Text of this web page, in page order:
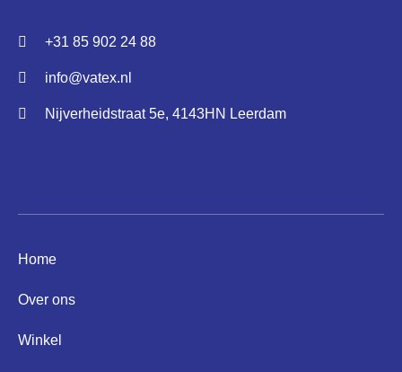
+31 85 902 24 88
info@vatex.nl
Nijverheidstraat 5e, 4143HN Leerdam
Home
Over ons
Winkel